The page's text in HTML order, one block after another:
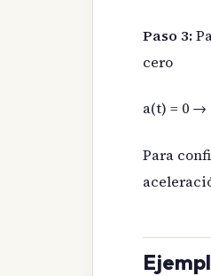
Paso 3:
cero
a(t) = 0 →
Para